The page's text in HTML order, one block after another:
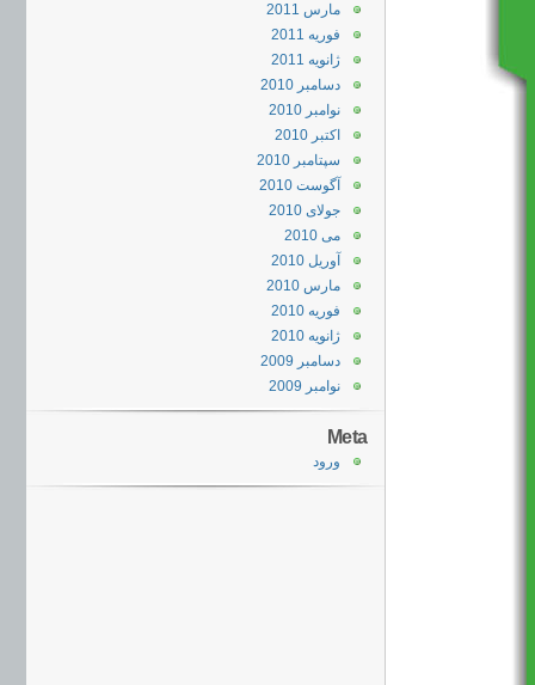
مارس 2011
فوریه 2011
ژانویه 2011
دسامبر 2010
نوامبر 2010
اکتبر 2010
سپتامبر 2010
آگوست 2010
جولای 2010
می 2010
آوریل 2010
مارس 2010
فوریه 2010
ژانویه 2010
دسامبر 2009
نوامبر 2009
Meta
ورود